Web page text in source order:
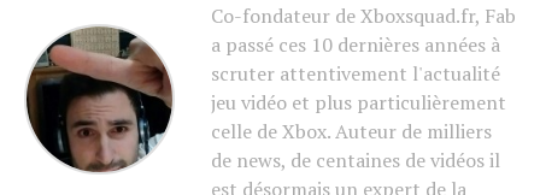
Co-fondateur de Xboxsquad.fr, Fab
a passé ces 10 dernières années à
scruter attentivement l'actualité
jeu vidéo et plus particulièrement
celle de Xbox. Auteur de milliers
de news, de centaines de vidéos il
est désormais un expert de la